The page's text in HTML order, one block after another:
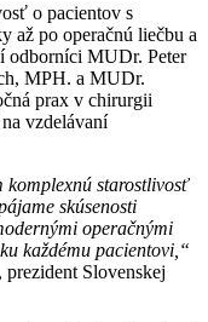
o pacientov s
až po operačnú liečbu a
odborníci MUDr. Peter
MPH. a MUDr.
prax v chirurgii
vzdelávaní
komplexnú starostlivosť
skúsenosti
operačnými
každému pacientovi,“
Slovenskej